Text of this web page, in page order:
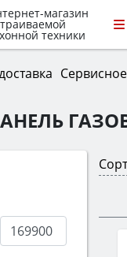
магазин
техники